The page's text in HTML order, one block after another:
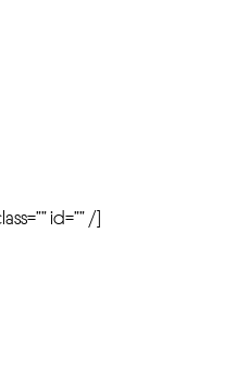
id=”” /]